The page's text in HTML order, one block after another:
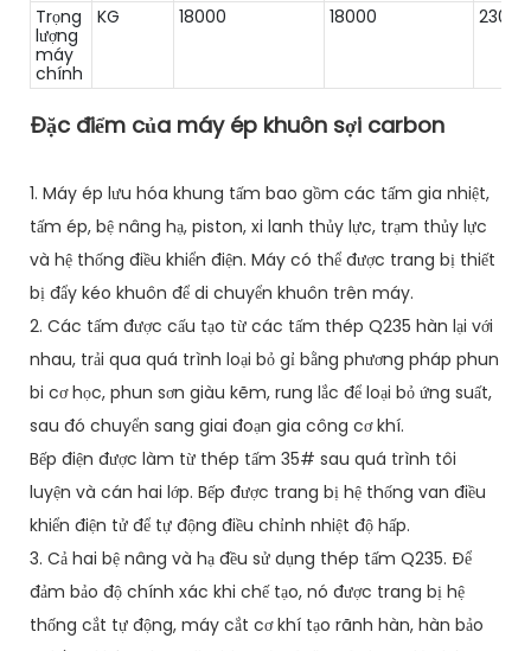
Trọng
lượng
máy
chính
KG 18000 18000 23000
Đặc điểm của máy ép khuôn sợi carbon
1. Máy ép lưu hóa khung tấm bao gồm các tấm gia nhiệt,
tấm ép, bệ nâng hạ, piston, xi lanh thủy lực, trạm thủy lực
và hệ thống điều khiển điện. Máy có thể được trang bị thiết
bị đẩy kéo khuôn để di chuyển khuôn trên máy.
2. Các tấm được cấu tạo từ các tấm thép Q235 hàn lại với
nhau, trải qua quá trình loại bỏ gỉ bằng phương pháp phun
bi cơ học, phun sơn giàu kẽm, rung lắc để loại bỏ ứng suất,
sau đó chuyển sang giai đoạn gia công cơ khí.
Bếp điện được làm từ thép tấm 35# sau quá trình tôi
luyện và cán hai lớp. Bếp được trang bị hệ thống van điều
khiển điện tử để tự động điều chỉnh nhiệt độ hấp.
3. Cả hai bệ nâng và hạ đều sử dụng thép tấm Q235. Để
đảm bảo độ chính xác khi chế tạo, nó được trang bị hệ
thống cắt tự động, máy cắt cơ khí tạo rãnh hàn, hàn bảo